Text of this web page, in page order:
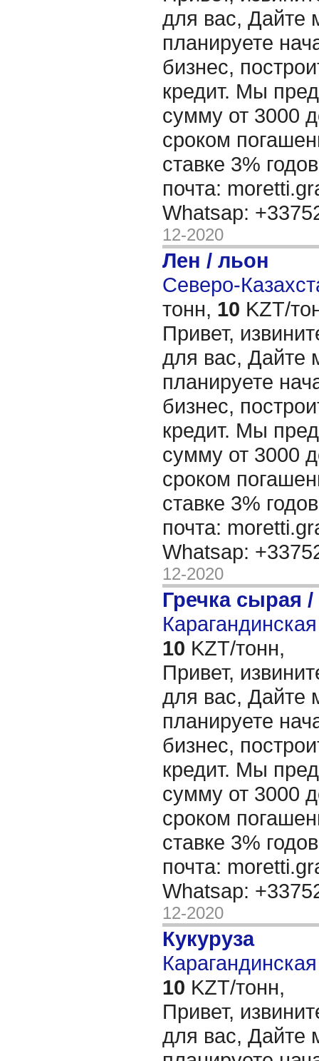
для вас, Дайте
планируете
бизнес,
кредит. Мы
сумму от 3000
сроком
ставке 3%
почта:
Whatsap:
12-2020
Лен / льон
Северо-
тонн, 10 KZT/
Привет,
для вас, Дайте
планируете
бизнес,
кредит. Мы
сумму от 3000
сроком
ставке 3%
почта:
Whatsap:
12-2020
Гречка сырая /
10 KZT/тонн,
Привет,
для вас, Дайте
планируете
бизнес,
кредит. Мы
сумму от 3000
сроком
ставке 3%
почта:
Whatsap:
12-2020
Кукуруза
10 KZT/тонн,
Привет,
для вас, Дайте